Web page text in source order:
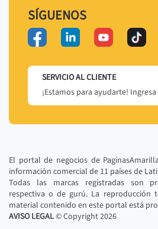
SÍGUENOS
SERVICIO AL CLIENTE
¡Estamos para ayudarte! Ingresa
El portal de negocios de
información comercial de 11 países de
Todas las marcas registradas son
respectiva o de gurú. La reproducción
material contenido en este portal está
AVISO LEGAL© Copyright2026